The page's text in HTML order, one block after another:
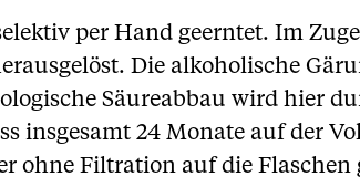
per Hand geerntet. Im
Die alkoholische
Säureabbau wird hier
insgesamt 24 Monate auf der
ohne Filtration auf die